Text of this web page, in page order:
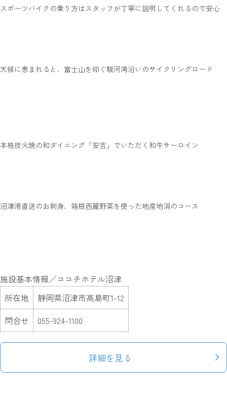
スポーツバイクの乗り方はスタッフが丁寧に説明してくれるので安心
天候に恵まれると、富士山を仰ぐ駿河湾沿いのサイクリングロード
本格炭火焼の和ダイニング「安吉」でいただく和牛サーロイン
沼津港直送のお刺身、箱根西麓野菜を使った地産地消のコース
施設基本情報／ココチホテル沼津
所在地
静岡県沼津市高島町1-12
問合せ
055-924-1100
詳細を見る